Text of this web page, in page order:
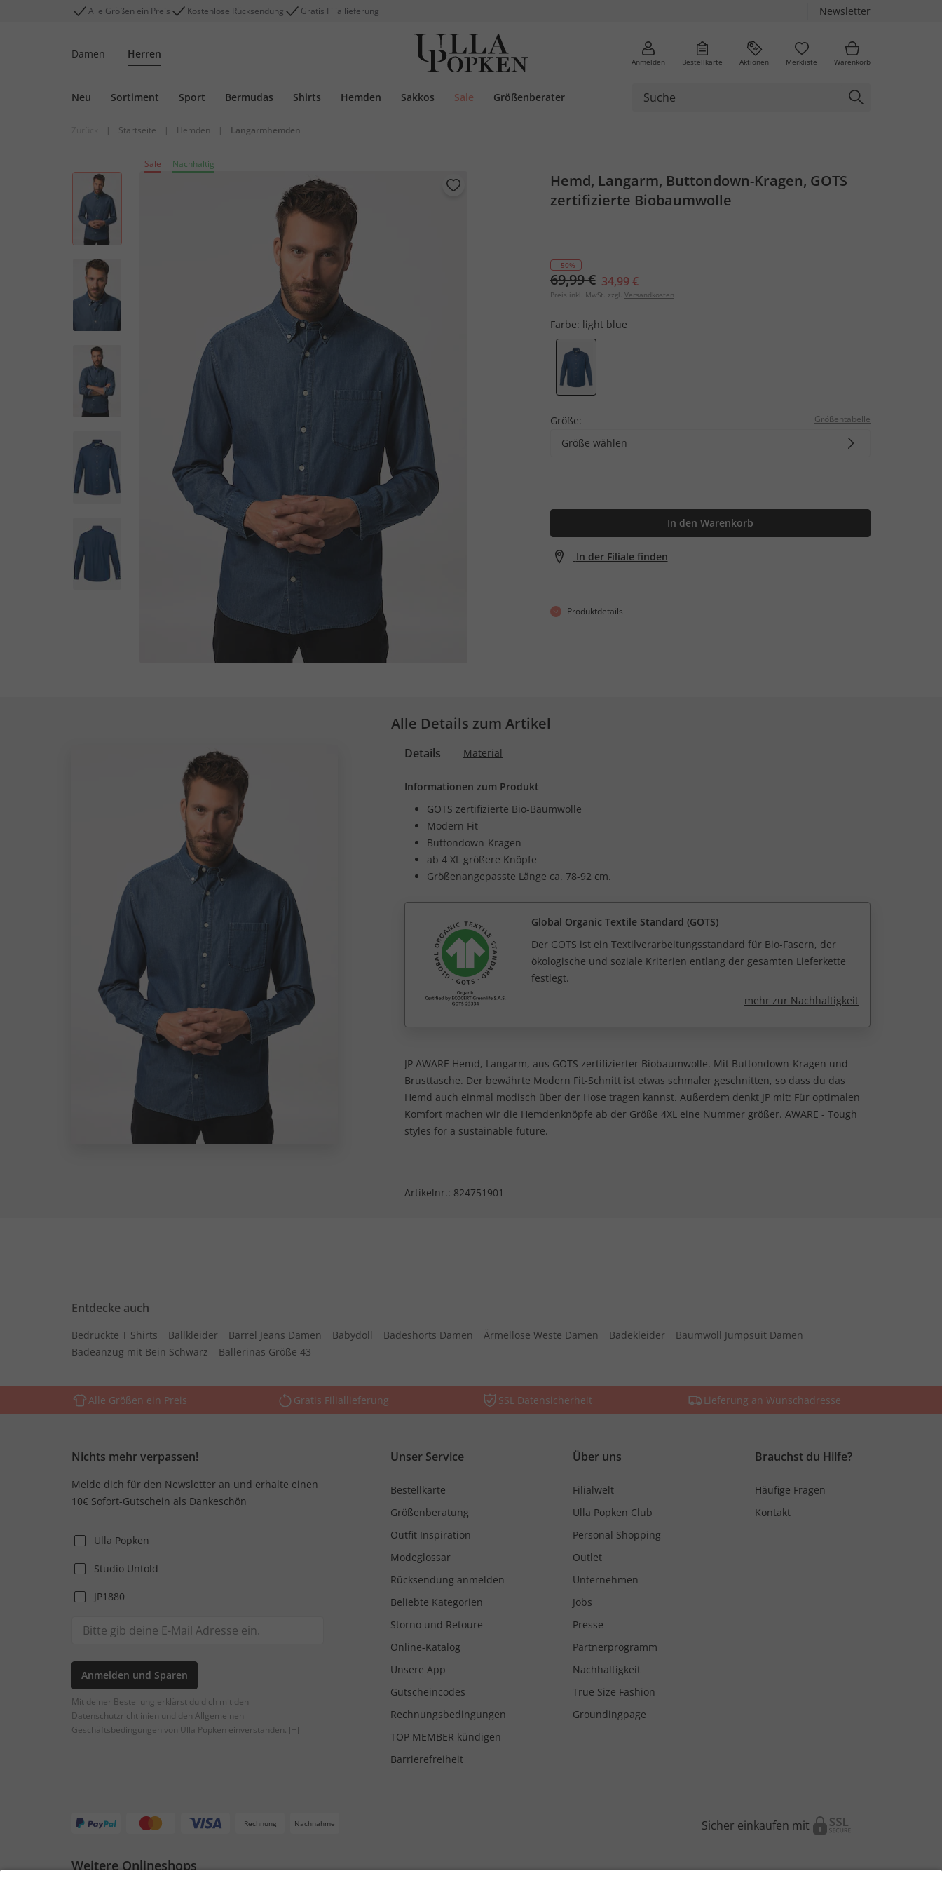
Alle Größen ein Preis Kostenlose Rücksendung Gratis Filiallieferung Newsletter
Damen Herren
Anmelden Bestellkarte Aktionen Merkliste Warenkorb
Neu Sortiment Sport Bermudas Shirts Hemden Sakkos Sale Größenberater
| Startseite | Hemden | Langarmhemden
Sale Nachhaltig
Hemd, Langarm, Buttondown-Kragen, GOTS
zertifizierte Biobaumwolle
- 50%
69,99 € 34,99 €
Preis inkl. MwSt. zzgl. Versandkosten
Farbe: light blue
Größe: Größentabelle
Größe wählen
In den Warenkorb
In der Filiale finden
Produktdetails
Alle Details zum Artikel
Details Material
Informationen zum Produkt
GOTS zertifizierte Bio-Baumwolle
Modern Fit
Buttondown-Kragen
ab 4 XL größere Knöpfe
Größenangepasste Länge ca. 78-92 cm.
Global Organic Textile Standard (GOTS)
Der GOTS ist ein Textilverarbeitungsstandard für Bio-Fasern, der
ökologische und soziale Kriterien entlang der gesamten Lieferkette
festlegt.
mehr zur Nachhaltigkeit
JP AWARE Hemd, Langarm, aus GOTS zertifizierter Biobaumwolle. Mit Buttondown-Kragen und
Brusttasche. Der bewährte Modern Fit-Schnitt ist etwas schmaler geschnitten, so dass du das
Hemd auch einmal modisch über der Hose tragen kannst. Außerdem denkt JP mit: Für optimalen
Komfort machen wir die Hemdenknöpfe ab der Größe 4XL eine Nummer größer. AWARE - Tough
styles for a sustainable future.
Artikelnr.: 824751901
Entdecke auch
Bedruckte T Shirts Ballkleider Barrel Jeans Damen Babydoll Badeshorts Damen Ärmellose Weste Damen Badekleider
Baumwoll Jumpsuit Damen
Badeanzug mit Bein Schwarz
Ballerinas Größe 43
Alle Größen ein Preis Gratis Filiallieferung SSL Datensicherheit Lieferung an Wunschadresse
Nichts mehr verpassen!
Melde dich für den Newsletter an und erhalte einen
10€ Sofort-Gutschein als Dankeschön
Ulla Popken
Studio Untold
JP1880
Anmelden und Sparen
Mit deiner Bestellung erklärst du dich mit den
Datenschutzrichtlinien und den Allgemeinen
Geschäftsbedingungen von Ulla Popken einverstanden. [+]
Unser Service
Bestellkarte
Größenberatung
Outfit Inspiration
Modeglossar
Rücksendung anmelden
Beliebte Kategorien
Storno und Retoure
Online-Katalog
Unsere App
Gutscheincodes
Rechnungsbedingungen
TOP MEMBER kündigen
Barrierefreiheit
Über uns
Filialwelt
Ulla Popken Club
Personal Shopping
Outlet
Unternehmen
Jobs
Presse
Partnerprogramm
Nachhaltigkeit
True Size Fashion
Groundingpage
Brauchst du Hilfe?
Häufige Fragen
Kontakt
Rechnung Nachnahme Sicher einkaufen mit
Weitere Onlineshops